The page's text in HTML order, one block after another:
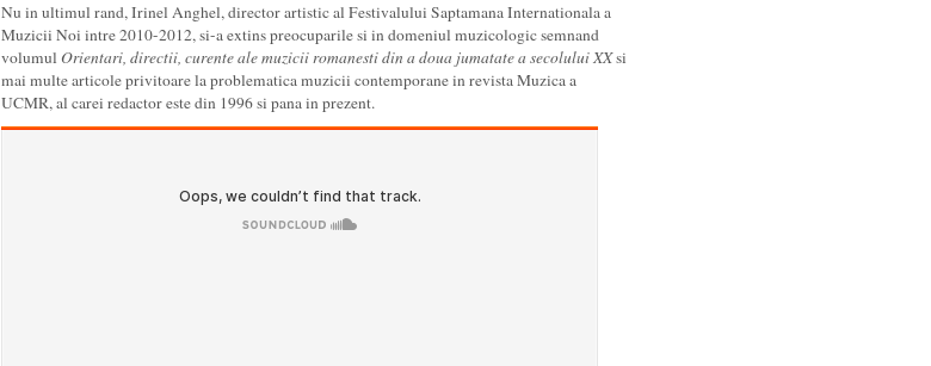
Nu in ultimul rand, Irinel Anghel, director artistic al Festivalului Saptamana Internationala a
Muzicii Noi intre 2010-2012, si-a extins preocuparile si in domeniul muzicologic semnand
volumul Orientari, directii, curente ale muzicii romanesti din a doua jumatate a secolului XXsi
mai multe articole privitoare la problematica muzicii contemporane in revista Muzica a
UCMR, al carei redactor este din 1996 si pana in prezent.